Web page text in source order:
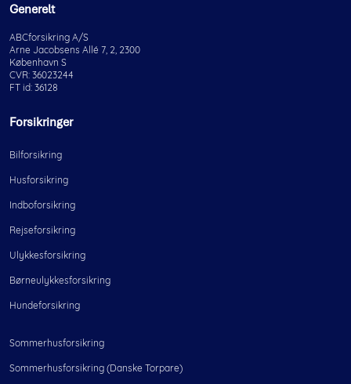
Generelt
ABCforsikring A/S
Arne Jacobsens Allé 7, 2, 2300
København S
CVR: 36023244
FT id: 36128
Forsikringer
Bilforsikring
Husforsikring
Indboforsikring
Rejseforsikring
Ulykkesforsikring
Børneulykkesforsikring
Hundeforsikring
Sommerhusforsikring
Sommerhusforsikring (Danske Torpare)